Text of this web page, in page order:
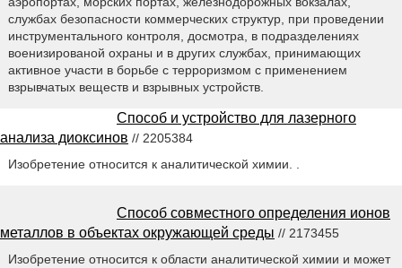
службах безопасности коммерческих структур, при проведении
инструментального контроля, досмотра, в подразделениях
военизированой охраны и в других службах, принимающих
активное участи в борьбе с терроризмом с применением
взрывчатых веществ и взрывных устройств.
Способ и устройство для лазерного
анализа диоксинов // 2205384
Изобретение относится к аналитической химии. .
Способ совместного определения ионов
металлов в объектах окружающей среды // 2173455
Изобретение относится к области аналитической химии и может